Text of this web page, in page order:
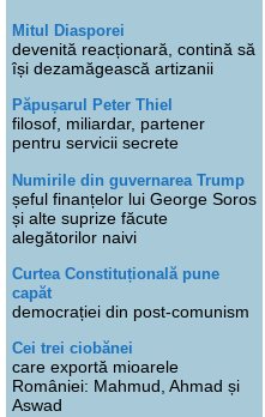
Mitul Diasporei
devenită reacționară, contină să
își dezamăgească artizanii
Păpușarul Peter Thiel
filosof, miliardar, partener
pentru servicii secrete
Numirile din guvernarea Trump
șeful finanțelor lui George Soros
și alte suprize făcute
alegătorilor naivi
Curtea Constituțională pune
capăt
democrației din post-comunism
Cei trei ciobănei
care exportă mioarele
României: Mahmud, Ahmad și
Aswad